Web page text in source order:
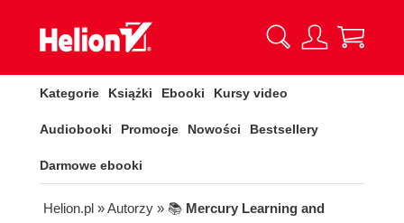
Kategorie Książki Ebooki Kursy video
Audiobooki Promocje Nowości Bestsellery
Darmowe ebooki
Helion.pl » Autorzy » 📚 Mercury Learning and